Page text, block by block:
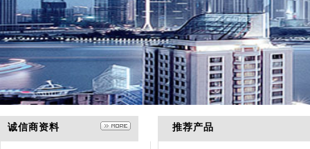
诚信商资料 推荐产品